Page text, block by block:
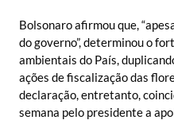
Bolsonaro afirmou que,
do governo”, determinou o
ambientais do País,
ações de fiscalização das
declaração, entretanto,
semana pelo presidente a